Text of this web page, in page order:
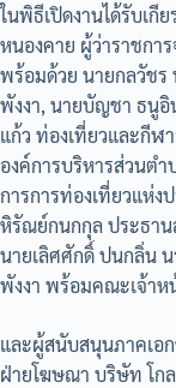
ในพิธีเปิดงานได้รับเกี
หนองคาย ผู้ว่าราชกา
พร้อมด้วย นายกลวัชร
พังงา, นายบัญชา ธนูอิ
แก้ว ท่องเที่ยวและกีฬ
องค์การบริหารส่วนต
การการท่องเที่ยวแห่ง
หิรัณย์กนกกุล ประธาน
นายเลิศศักดิ์ ปนกลิ่น
พังงา พร้อมคณะเจ้าห
และผู้สนับสนุนภาคเอ
ฝ่ายโฆษณา บริษัท โก